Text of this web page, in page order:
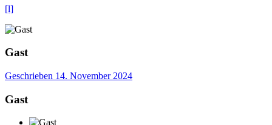
[l]
Gast
Geschrieben 14. November 2024
Gast